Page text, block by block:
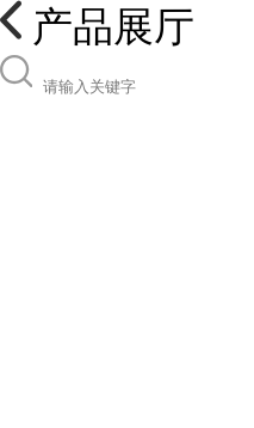
产品展厅